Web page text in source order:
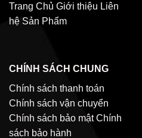
Trang Chủ Giới thiệu Liên
hệ Sản Phẩm
CHÍNH SÁCH CHUNG
Chính sách thanh toán
Chính sách vận chuyển
Chính sách bảo mật Chính
sách bảo hành